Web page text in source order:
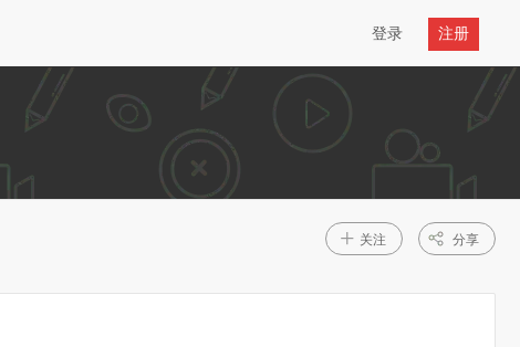
登录 注册
+ 关注 分享